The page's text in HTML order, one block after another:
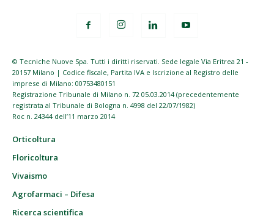
© Tecniche Nuove Spa. Tutti i diritti riservati. Sede legale Via Eritrea 21 -
20157 Milano | Codice fiscale, Partita IVA e Iscrizione al Registro delle
imprese di Milano: 00753480151
Registrazione Tribunale di Milano n. 72 05.03.2014 (precedentemente
registrata al Tribunale di Bologna n. 4998 del 22/07/1982)
Roc n. 24344 dell’11 marzo 2014
Orticoltura
Floricoltura
Vivaismo
Agrofarmaci – Difesa
Ricerca scientifica